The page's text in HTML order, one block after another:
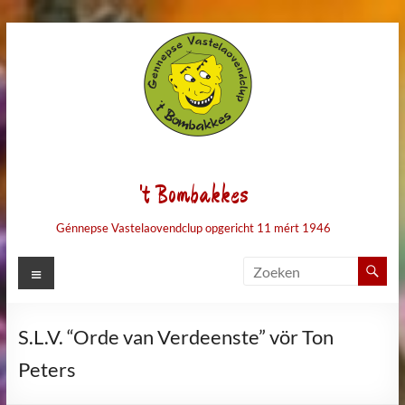
de
inhoud
't Bombakkes
Génnepse Vastelaovendclup opgericht 11 mért 1946
Menu
S.L.V. “Orde van Verdeenste” vör Ton
Peters